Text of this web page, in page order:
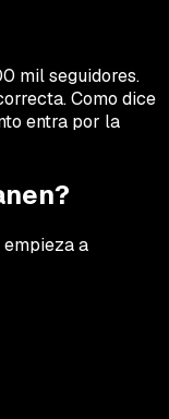
mil seguidores.
Como dice
entra por la
a